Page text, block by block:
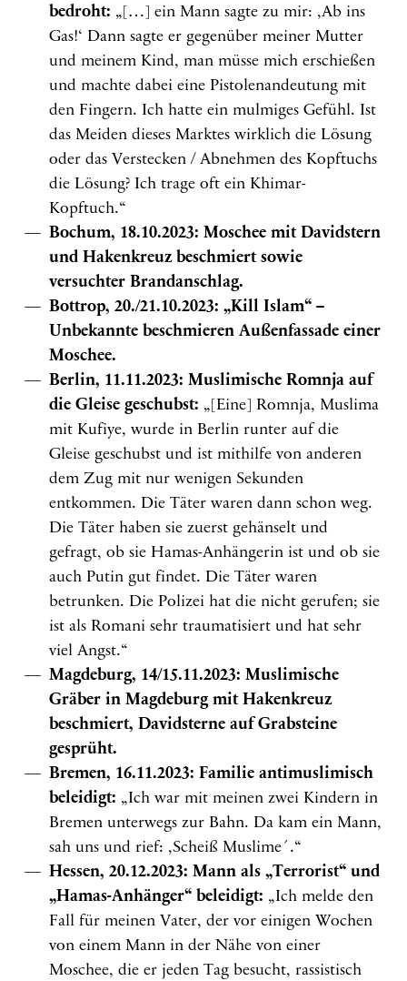
bedroht: „[…] ein Mann sagte zu mir: ‚Ab ins
Gas!‘ Dann sagte er gegenüber meiner Mutter
und meinem Kind, man müsse mich erschießen
und machte dabei eine Pistolenandeutung mit
den Fingern. Ich hatte ein mulmiges Gefühl. Ist
das Meiden dieses Marktes wirklich die Lösung
oder das Verstecken / Abnehmen des Kopftuchs
die Lösung? Ich trage oft ein Khimar-
Kopftuch.“
Bochum, 18.10.2023: Moschee mit Davidstern
und Hakenkreuz beschmiert sowie
versuchter Brandanschlag.
Bottrop, 20./21.10.2023: „Kill Islam“ –
Unbekannte beschmieren Außenfassade einer
Moschee.
Berlin, 11.11.2023: Muslimische Romnja auf
die Gleise geschubst: „[Eine] Romnja, Muslima
mit Kufiye, wurde in Berlin runter auf die
Gleise geschubst und ist mithilfe von anderen
dem Zug mit nur wenigen Sekunden
entkommen. Die Täter waren dann schon weg.
Die Täter haben sie zuerst gehänselt und
gefragt, ob sie Hamas-Anhängerin ist und ob sie
auch Putin gut findet. Die Täter waren
betrunken. Die Polizei hat die nicht gerufen; sie
ist als Romani sehr traumatisiert und hat sehr
viel Angst.“
Magdeburg, 14/15.11.2023: Muslimische
Gräber in Magdeburg mit Hakenkreuz
beschmiert, Davidsterne auf Grabsteine
gesprüht.
Bremen, 16.11.2023: Familie antimuslimisch
beleidigt: „Ich war mit meinen zwei Kindern in
Bremen unterwegs zur Bahn. Da kam ein Mann,
sah uns und rief: ‚Scheiß Muslime´.“
Hessen, 20.12.2023: Mann als „Terrorist“ und
„Hamas-Anhänger“ beleidigt: „Ich melde den
Fall für meinen Vater, der vor einigen Wochen
von einem Mann in der Nähe von einer
Moschee, die er jeden Tag besucht, rassistisch